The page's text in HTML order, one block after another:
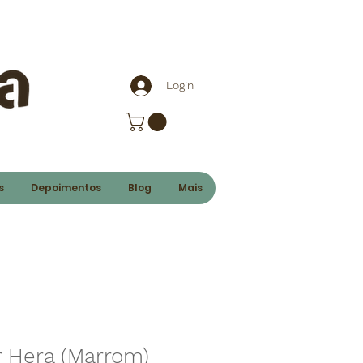
Login
Depoimentos Blog Mais
(Marrom)